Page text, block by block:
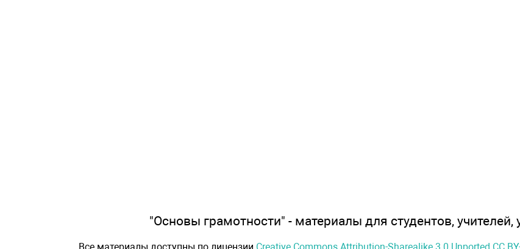
"Основы грамотности" - материалы для студентов, учителей,